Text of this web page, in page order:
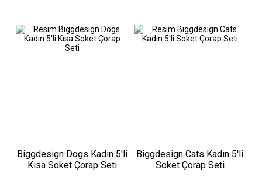
Biggdesign Dogs Kadın 5'li
Kısa Soket Çorap Seti
Biggdesign Cats Kadın 5'li
Soket Çorap Seti